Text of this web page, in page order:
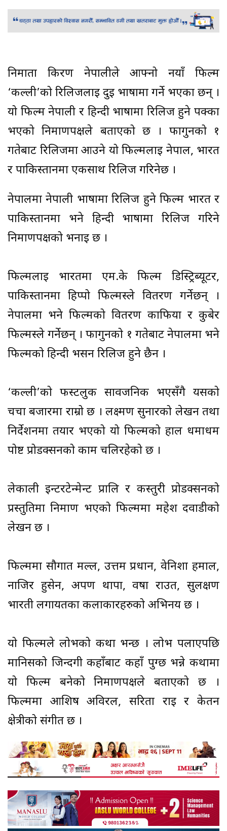
निर्माता किरण नेपालीले आफ्नो नयाँ फिल्म
‘कल्ली’को रिलिजलाई दुई भाषामा गर्ने भएका छन् ।
यो फिल्म नेपाली र हिन्दी भाषामा रिलिज हुने पक्का
भएको निर्माणपक्षले बताएको छ । फागुनको १
गतेबाट रिलिजमा आउने यो फिल्मलाई नेपाल, भारत
र पाकिस्तानमा एकसाथ रिलिज गरिनेछ ।
नेपालमा नेपाली भाषामा रिलिज हुने फिल्म भारत र
पाकिस्तानमा भने हिन्दी भाषामा रिलिज गरिने
निर्माणपक्षको भनाई छ ।
फिल्मलाई भारतमा एम.के फिल्म डिस्ट्रिब्यूटर,
पाकिस्तानमा हिप्पो फिल्मस्ले वितरण गर्नेछन् ।
नेपालमा भने फिल्मको वितरण काफिया र कुबेर
फिल्मस्ले गर्नेछन् । फागुनको १ गतेबाट नेपालमा भने
फिल्मको हिन्दी भर्सन रिलिज हुने छैन ।
‘कल्ली’को फस्टलुक सार्वजनिक भएसँगै यसको
चर्चा बजारमा राम्रो छ । लक्ष्मण सुनारको लेखन तथा
निर्देशनमा तयार भएको यो फिल्मको हाल धमाधम
पोष्ट प्रोडक्सनको काम चलिरहेको छ ।
लेकाली इन्टरटेन्मेन्ट प्रालि र कस्तुरी प्रोडक्सनको
प्रस्तुतिमा निर्माण भएको फिल्ममा महेश दवाडीको
लेखन छ ।
फिल्ममा सौगात मल्ल, उत्तम प्रधान, वेनिशा हमाल,
नाजिर हुसेन, अर्पण थापा, वर्षा राउत, सुलक्षण
भारती लगायतका कलाकारहरुको अभिनय छ ।
यो फिल्मले लोभको कथा भन्छ । लोभ पलाएपछि
मानिसको जिन्दगी कहाँबाट कहाँ पुग्छ भन्ने कथामा
यो फिल्म बनेको निर्माणपक्षले बताएको छ ।
फिल्ममा आशिष अविरल, सरिता राई र केतन
क्षेत्रीको संगीत छ ।